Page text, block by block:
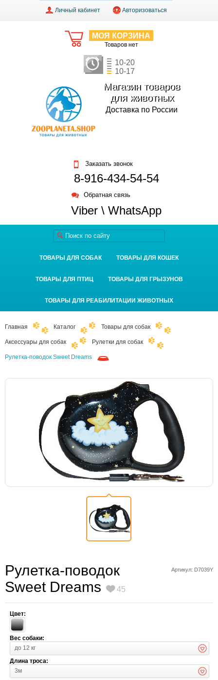
Личный кабинет Авторизоваться
МОЯ КОРЗИНА
Товаров нет
10-20
10-17
Магазин товаров
для животных
Доставка по России
Заказать звонок
8-916-434-54-54
Обратная связь
Viber \ WhatsApp
ТОВАРЫ ДЛЯ СОБАК ТОВАРЫ ДЛЯ КОШЕК
ТОВАРЫ ДЛЯ ПТИЦ ТОВАРЫ ДЛЯ ГРЫЗУНОВ
ТОВАРЫ ДЛЯ РЕАБИЛИТАЦИИ ЖИВОТНЫХ
Главная Каталог Товары для собак
Аксессуары для собак Рулетки для собак
Рулетка-поводок Sweet Dreams
Артикул: D7039Y
Рулетка-поводок
Sweet Dreams
45
Цвет:
Вес собаки:
до 12 кг
Длина троса:
3м